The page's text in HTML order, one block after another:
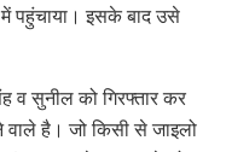
में पहुंचाया। इसके बाद उसे
व सुनील को गिरफ्तार कर
वाले है। जो किसी से जाइलो